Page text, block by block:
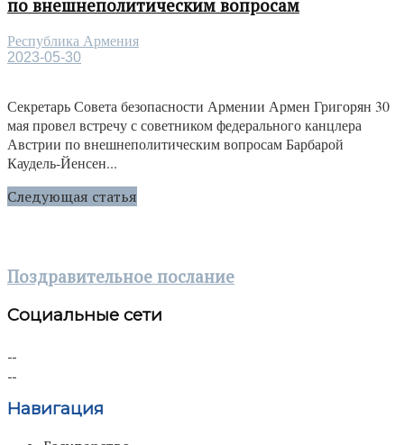
по внешнеполитическим вопросам
Республика Армения
2023-05-30
Секретарь Совета безопасности Армении Армен Григорян 30
мая провел встречу с советником федерального канцлера
Австрии по внешнеполитическим вопросам Барбарой
Каудель-Йенсен...
Следующая статья
Поздравительное послание
Социальные сети
Навигация